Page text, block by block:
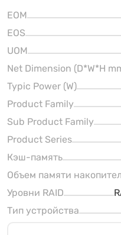
EOM
EOS
UOM
Net Dimension (D*W*H
Typic Power (W)
Product Family
Sub Product Family
Product Series
Кэш-память
Объем памяти
Уровни RAID
Тип устройства